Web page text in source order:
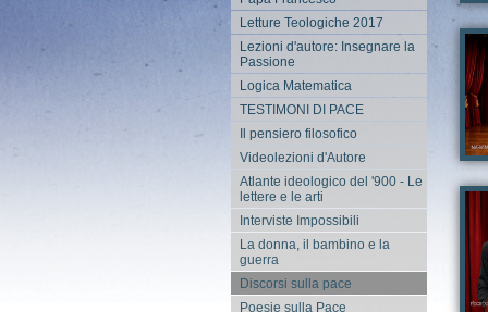
Letture Teologiche 2017
Lezioni d'autore: Insegnare la
Passione
Logica Matematica
TESTIMONI DI PACE
Il pensiero filosofico
Videolezioni d'Autore
Atlante ideologico del '900 - Le
lettere e le arti
Interviste Impossibili
La donna, il bambino e la
guerra
Discorsi sulla pace
Poesie sulla Pace
Io
un
è
è